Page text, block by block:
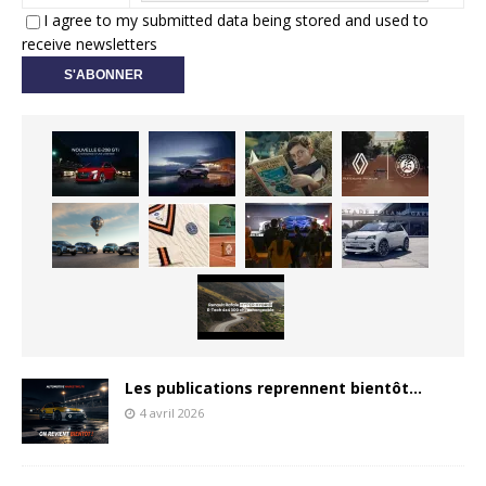
I agree to my submitted data being stored and used to
receive newsletters
Les publications reprennent bientôt…
4 avril 2026